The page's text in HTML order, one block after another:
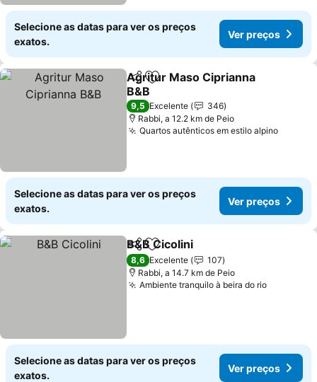
Selecione as datas para ver os preços
exatos.
Ver preços
PartilharAdicionar aos favoritos
Agritur Maso Ciprianna
B&B
Ver preços
9,5 Excelente
346
Rabbi, a 12.2 km de Peio
Quartos autênticos em estilo alpinoVer
Selecione as datas para ver os preços
exatos.
Ver preços
PartilharAdicionar aos favoritos
B&B Cicolini
8,6 Excelente
107
Rabbi, a 14.7 km de Peio
Ambiente tranquilo à beira do rioVer
Selecione as datas para ver os preços
exatos.
Ver preços